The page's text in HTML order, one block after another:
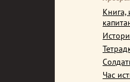
Книга,
Час